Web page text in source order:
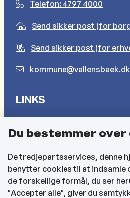
Telefon: 4797 4000
Send sikker post (for
Send sikker post (for
kommune@vallensbaek.dk
LINKS
Cookies
Find EAN-numre
CVR og bankoplysninger
Tilgængelighedserklæring
Du bestemmer over
De tredjepartsservices, denne
benytter cookies til at indsamle
de forskellige formål, du ser
"Accepter alle", giver du